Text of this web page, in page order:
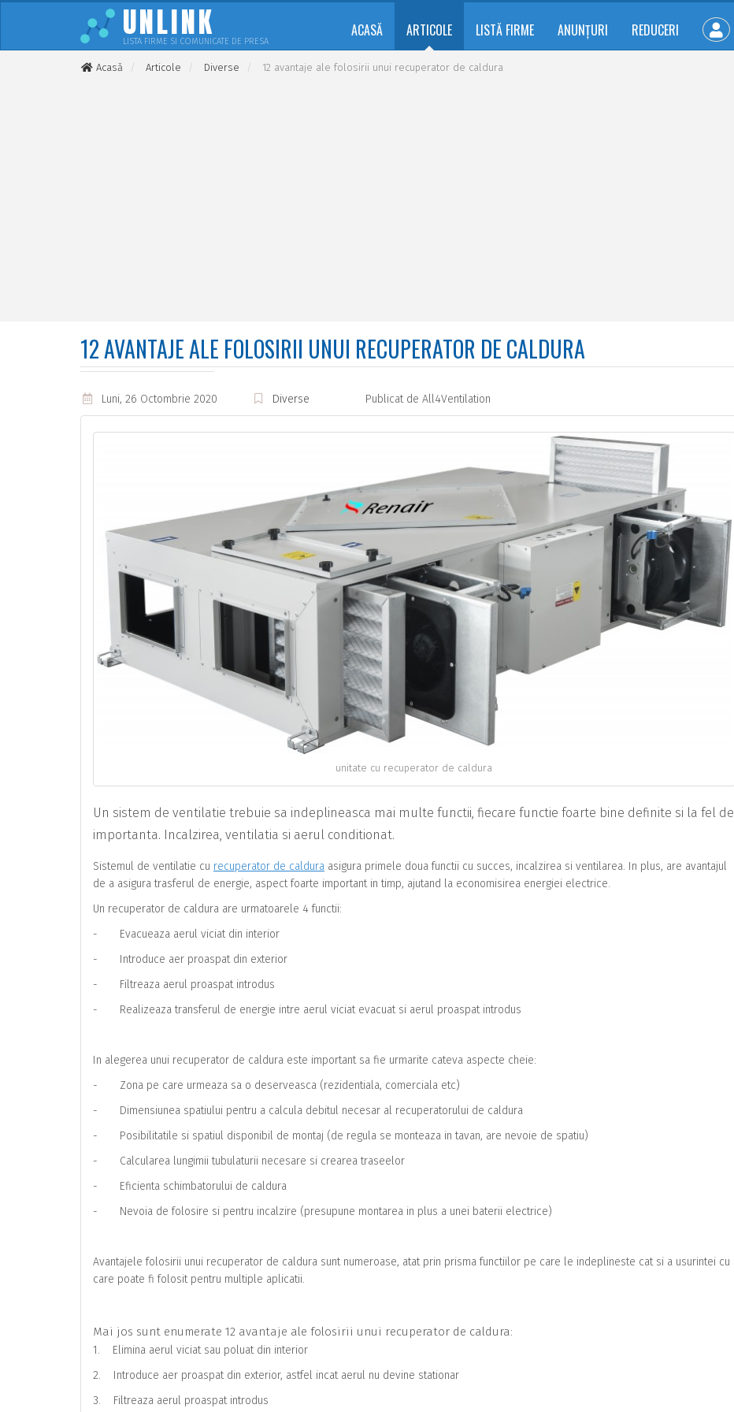
UNLINK
LISTA FIRME SI COMUNICATE DE PRESA
ACASĂ ARTICOLE LISTĂ FIRME ANUNȚURI REDUCERI
Acasă Articole Diverse 12 avantaje ale folosirii unui recuperator de caldura
12 AVANTAJE ALE FOLOSIRII UNUI RECUPERATOR DE CALDURA
Luni, 26 Octombrie 2020 Diverse Publicat de All4Ventilation
unitate cu recuperator de caldura
Un sistem de ventilatie trebuie sa indeplineasca mai multe functii, fiecare functie foarte bine definite si la fel de
importanta. Incalzirea, ventilatia si aerul conditionat.
Sistemul de ventilatie cu recuperator de caldura asigura primele doua functii cu succes, incalzirea si ventilarea. In plus, are avantajul
de a asigura trasferul de energie, aspect foarte important in timp, ajutand la economisirea energiei electrice.
Un recuperator de caldura are urmatoarele 4 functii:
- Evacueaza aerul viciat din interior
- Introduce aer proaspat din exterior
- Filtreaza aerul proaspat introdus
- Realizeaza transferul de energie intre aerul viciat evacuat si aerul proaspat introdus
In alegerea unui recuperator de caldura este important sa fie urmarite cateva aspecte cheie:
- Zona pe care urmeaza sa o deserveasca (rezidentiala, comerciala etc)
- Dimensiunea spatiului pentru a calcula debitul necesar al recuperatorului de caldura
- Posibilitatile si spatiul disponibil de montaj (de regula se monteaza in tavan, are nevoie de spatiu)
- Calcularea lungimii tubulaturii necesare si crearea traseelor
- Eficienta schimbatorului de caldura
- Nevoia de folosire si pentru incalzire (presupune montarea in plus a unei baterii electrice)
Avantajele folosirii unui recuperator de caldura sunt numeroase, atat prin prisma functiilor pe care le indeplineste cat si a usurintei cu
care poate fi folosit pentru multiple aplicatii.
Mai jos sunt enumerate 12 avantaje ale folosirii unui recuperator de caldura:
1. Elimina aerul viciat sau poluat din interior
2. Introduce aer proaspat din exterior, astfel incat aerul nu devine stationar
3. Filtreaza aerul proaspat introdus